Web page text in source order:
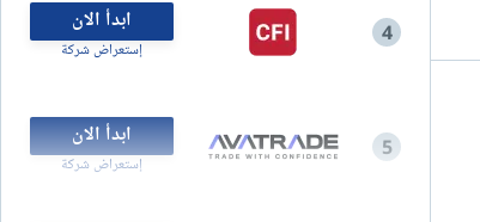
4 ابدأ الان
إستعراض شركة
5 ابدأ الان
إستعراض شركة